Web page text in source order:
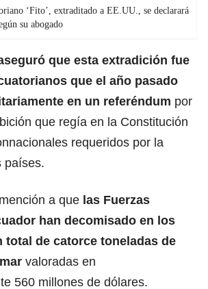
‘Fito’, extraditado a EE.UU., se declarará
su abogado
que esta extradición fue
que el año pasado
en un referéndum por
que regía en la Constitución
requeridos por la
países.
a que las Fuerzas
han decomisado en los
total de catorce toneladas de
valoradas en
560 millones de dólares.